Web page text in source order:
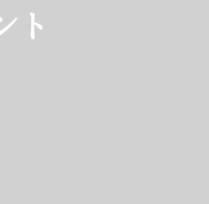
ト